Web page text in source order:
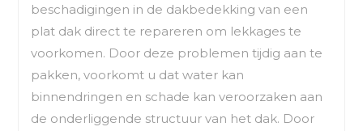
beschadigingen in de dakbedekking van een
plat dak direct te repareren om lekkages te
voorkomen. Door deze problemen tijdig aan te
pakken, voorkomt u dat water kan
binnendringen en schade kan veroorzaken aan
de onderliggende structuur van het dak. Door